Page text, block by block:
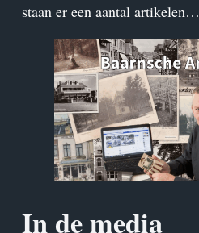
staan er een aantal artikelen…
In de media